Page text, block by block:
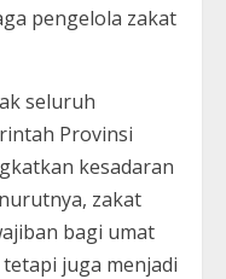
pengelola zakat
seluruh
Provinsi
kesadaran
zakat
bagi umat
juga menjadi